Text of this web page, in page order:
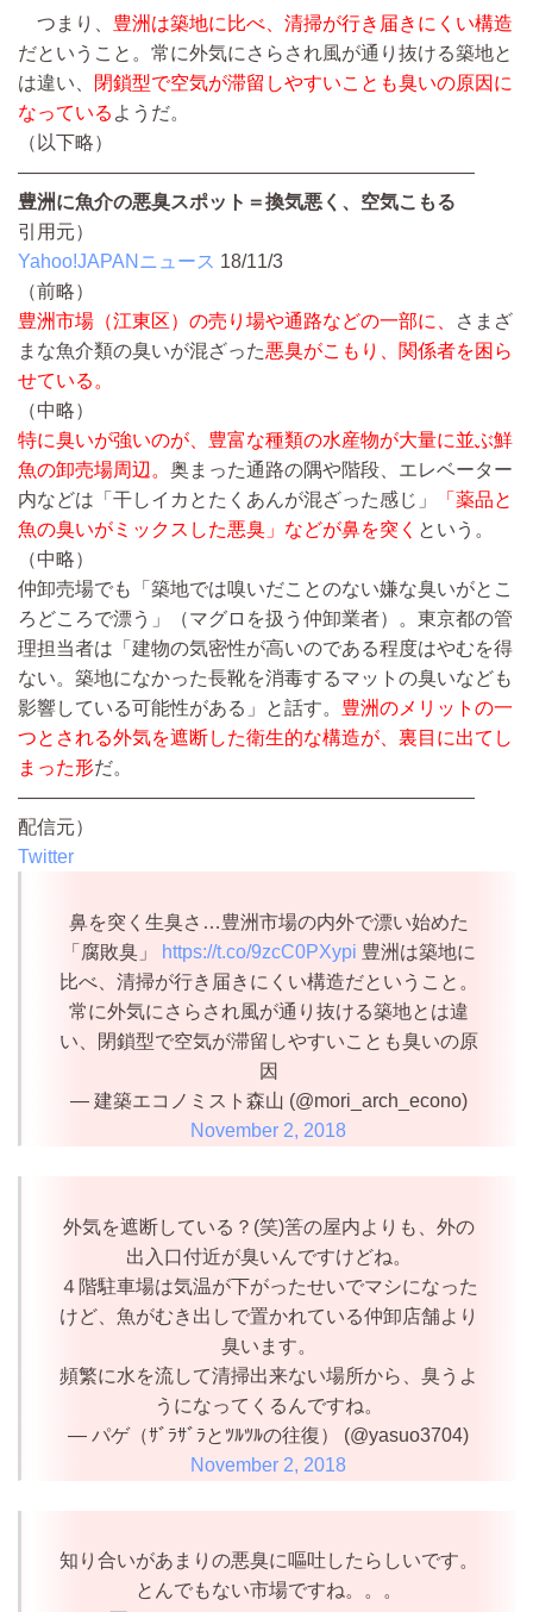
つまり、 豊洲は築地に比べ、清掃が行き届きにくい構造
だということ。常に外気にさらされ風が通り抜ける築地と
は違い、
閉鎖型で空気が滞留しやすいことも臭いの原因に
なっている ようだ。
（以下略）
————————————————————————
豊洲に魚介の悪臭スポット＝換気悪く、空気こもる
引用元）
Yahoo!JAPANニュース 18/11/3
（前略）
豊洲市場（江東区）の売り場や通路などの一部に、
さまざ
まな魚介類の臭いが混ざった悪臭がこもり、関係者を困ら
せている。
（中略）
特に臭いが強いのが、豊富な種類の水産物が大量に並ぶ鮮
魚の卸売場周辺。 奥まった通路の隅や階段、エレベーター
内などは「干しイカとたくあんが混ざった感じ」
「薬品と
魚の臭いがミックスした悪臭」などが鼻を突く という。
（中略）
仲卸売場でも「築地では嗅いだことのない嫌な臭いがとこ
ろどころで漂う」（マグロを扱う仲卸業者）。東京都の管
理担当者は「建物の気密性が高いのである程度はやむを得
ない。築地になかった長靴を消毒するマットの臭いなども
影響している可能性がある」と話す。 豊洲のメリットの一
つとされる外気を遮断した衛生的な構造が、裏目に出てし
まった形だ。
————————————————————————
配信元）
Twitter
鼻を突く生臭さ…豊洲市場の内外で漂い始めた
「腐敗臭」
https://t.co/9zcC0PXypi 豊洲は築地に
比べ、清掃が行き届きにくい構造だということ。
常に外気にさらされ風が通り抜ける築地とは違
い、閉鎖型で空気が滞留しやすいことも臭いの原
因
— 建築エコノミスト森山 (@mori_arch_econo)
November 2, 2018
外気を遮断している？(笑)筈の屋内よりも、外の
出入口付近が臭いんですけどね。
４階駐車場は気温が下がったせいでマシになった
けど、魚がむき出しで置かれている仲卸店舗より
臭います。
頻繁に水を流して清掃出来ない場所から、臭うよ
うになってくるんですね。
— パゲ（ｻﾞﾗｻﾞﾗとﾂﾙﾂﾙの往復） (@yasuo3704)
November 2, 2018
知り合いがあまりの悪臭に嘔吐したらしいです。
とんでもない市場ですね。。。